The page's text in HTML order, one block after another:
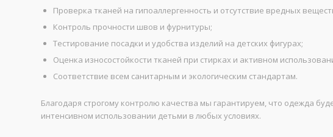
Проверка тканей на гипоаллергенность и отсутствие вредных
Контроль прочности швов и фурнитуры;
Тестирование посадки и удобства изделий на детских фигурах;
Оценка износостойкости тканей при стирках и активном
Соответствие всем санитарным и экологическим стандартам.
Благодаря строгому контролю качества мы гарантируем, что одежда
интенсивном использовании детьми в любых условиях.